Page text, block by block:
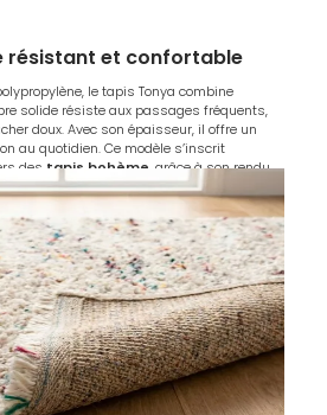
résistant et confortable
le tapis Tonya combine
solide résiste aux passages fréquents,
doux. Avec son épaisseur, il offre un
au quotidien. Ce modèle s’inscrit
des tapis bohème , grâce à son rendu
et sa matière enveloppante.